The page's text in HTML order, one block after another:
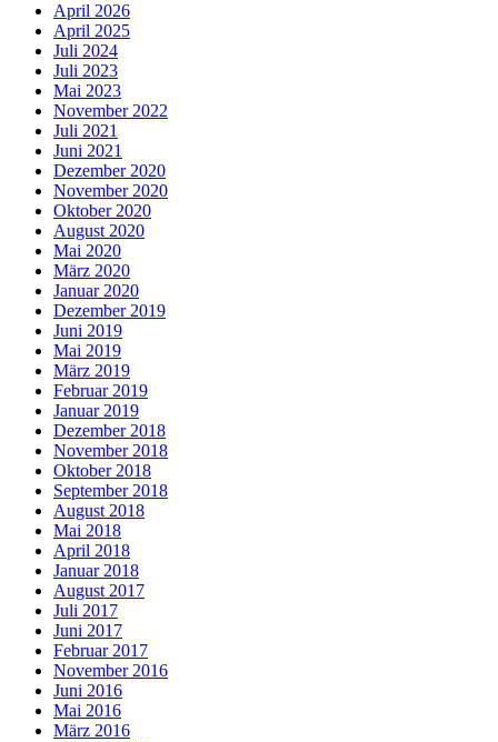
April 2026
April 2025
Juli 2024
Juli 2023
Mai 2023
November 2022
Juli 2021
Juni 2021
Dezember 2020
November 2020
Oktober 2020
August 2020
Mai 2020
März 2020
Januar 2020
Dezember 2019
Juni 2019
Mai 2019
März 2019
Februar 2019
Januar 2019
Dezember 2018
November 2018
Oktober 2018
September 2018
August 2018
Mai 2018
April 2018
Januar 2018
August 2017
Juli 2017
Juni 2017
Februar 2017
November 2016
Juni 2016
Mai 2016
März 2016